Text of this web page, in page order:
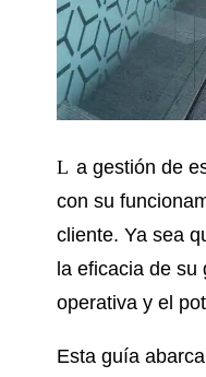
La gestión de espacios para eventos abarca la supervisión de todas las actividades relacionadas
con su
cliente. Ya sea
la eficacia de su
operativa y el
Esta guía